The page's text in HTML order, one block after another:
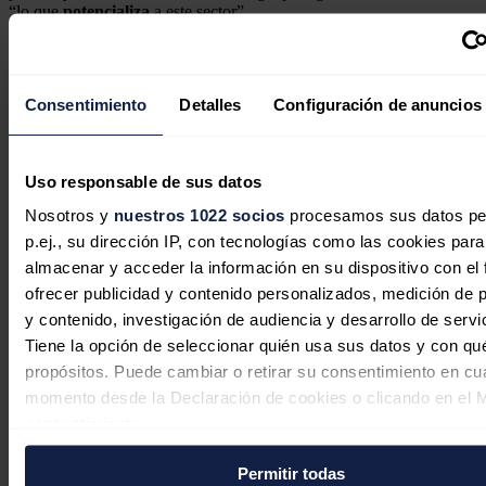
Consentimiento Detalles Configuración de anuncios
Uso responsable de sus datos
Nosotros y nuestros 1022 socios procesamos sus datos
p.ej., su dirección IP, con tecnologías como las cookies para
almacenar y acceder la información en su dispositivo con el
ofrecer publicidad y contenido personalizados, medición de
y contenido, investigación de audiencia y desarrollo de
Tiene la opción de seleccionar quién usa sus datos y con
propósitos. Puede cambiar o retirar su consentimiento en
momento desde la Declaración de cookies o clicando en el
Si lo permite, también quisiéramos:Permitir todas
“lo quepotencializaa este sector”.
sistemas
Copenhagen Infrastructure Partners